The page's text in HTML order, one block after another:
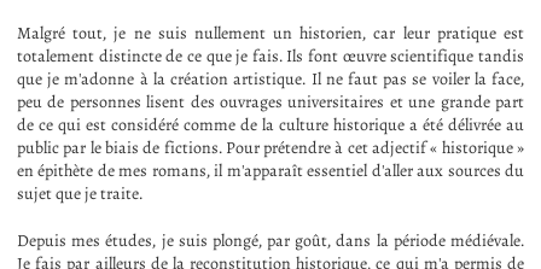
Malgré tout, je ne suis nullement un historien, car leur pratique est
totalement distincte de ce que je fais. Ils font œuvre scientifique tandis
que je m'adonne à la création artistique. Il ne faut pas se voiler la face,
peu de personnes lisent des ouvrages universitaires et une grande part
de ce qui est considéré comme de la culture historique a été délivrée au
public par le biais de fictions. Pour prétendre à cet adjectif « historique »
en épithète de mes romans, il m'apparaît essentiel d'aller aux sources du
sujet que je traite.
Depuis mes études, je suis plongé, par goût, dans la période médiévale.
Je fais par ailleurs de la reconstitution historique, ce qui m'a permis de